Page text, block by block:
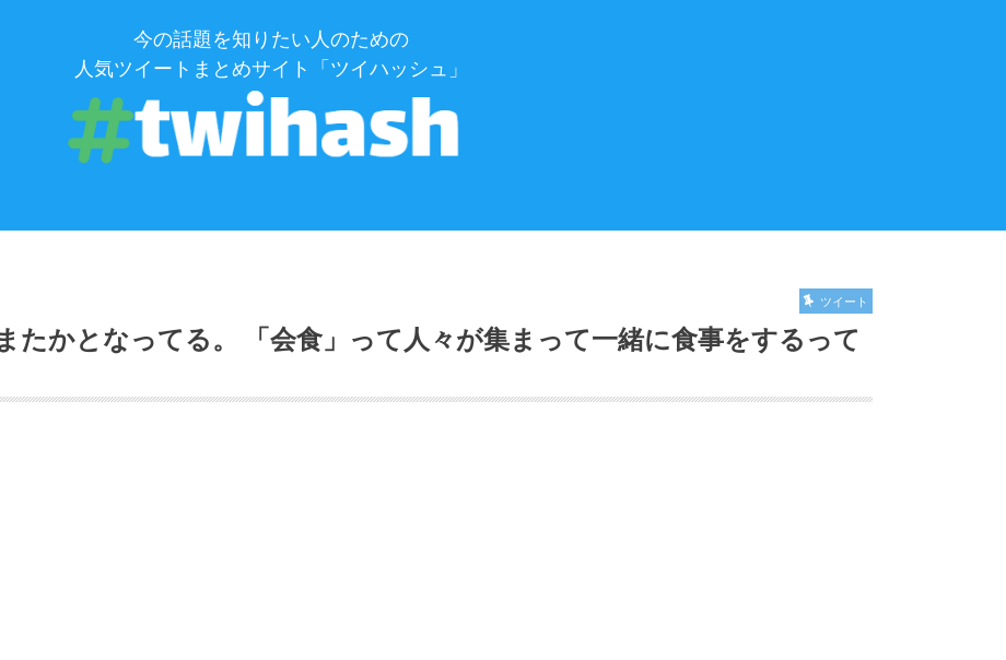
今の話題を知りたい人のための
人気ツイートまとめサイト「ツイハッシュ」
ツイート
たかとなってる。 「会食」って人々が集まって一緒に食事をするって